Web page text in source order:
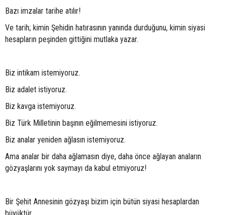
Bazı imzalar tarihe atılır!
Ve tarih; kimin Şehidin hatırasının yanında durduğunu, kimin siyasi
hesapların peşinden gittiğini mutlaka yazar.
Biz intikam istemiyoruz.
Biz adalet istiyoruz.
Biz kavga istemiyoruz.
Biz Türk Milletinin başının eğilmemesini istiyoruz.
Biz analar yeniden ağlasın istemiyoruz.
Ama analar bir daha ağlamasın diye, daha önce ağlayan anaların
gözyaşlarını yok saymayı da kabul etmiyoruz!
Bir Şehit Annesinin gözyaşı bizim için bütün siyasi hesaplardan